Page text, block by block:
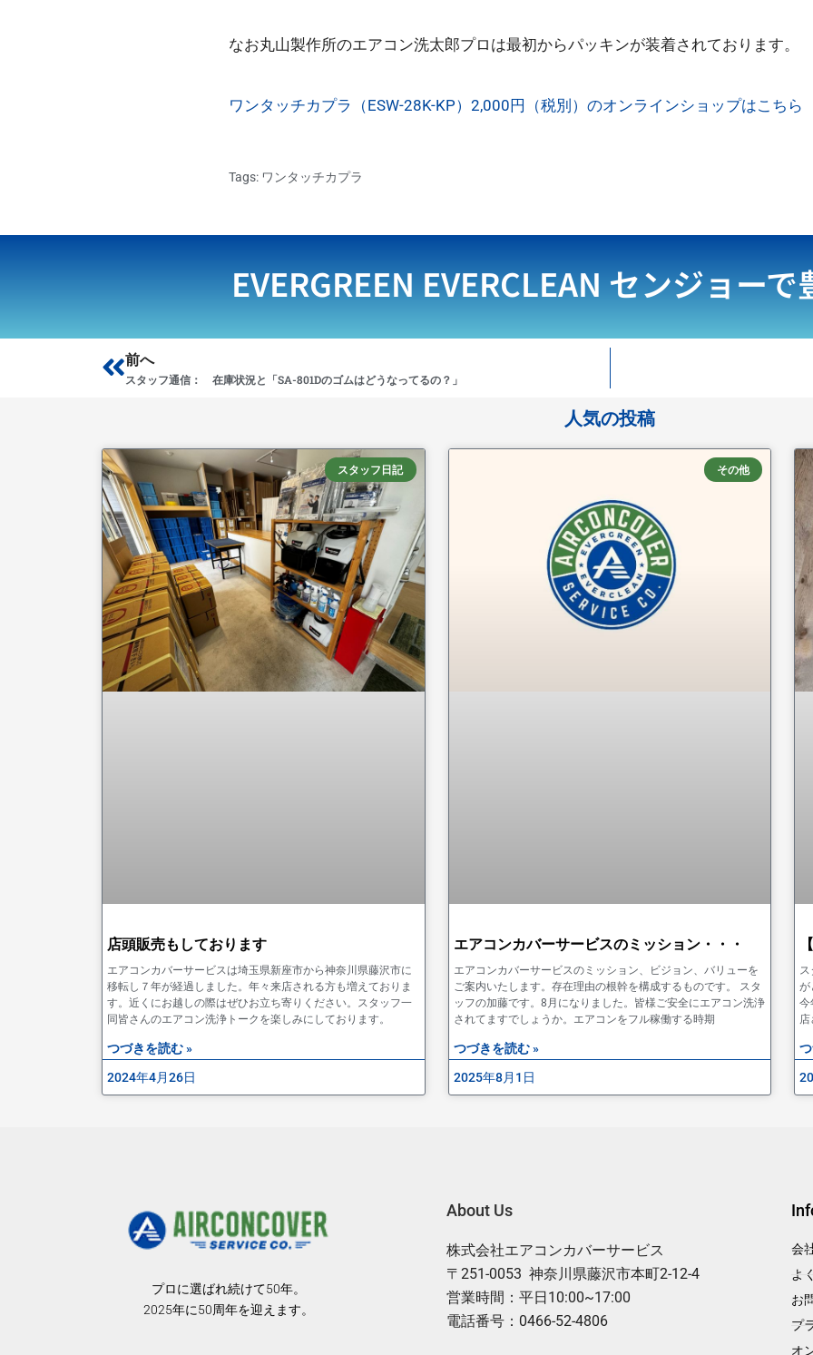
なお丸山製作所のエアコン洗太郎プロは最初からパッキンが装着されております。
ワンタッチカプラ（ESW-28K-KP）2,000円（税別）のオンラインショップはこちら
Tags: ワンタッチカプラ
EVERGREEN EVERCLEANセンジョーで
Prev
前へ
スタッフ通信： 在庫状況と「SA-801Dのゴムはどうなってるの？」
人気の投稿
スタッフ日記
店頭販売もしております
エアコンカバーサービスは埼玉県新座市から神奈川県藤沢市に
移転し７年が経過しました。年々来店される方も増えておりま
す。近くにお越しの際はぜひお立ち寄りください。スタッフ一
同皆さんのエアコン洗浄トークを楽しみにしております。
つづきを読む »
2024年4月26日
その他
エアコンカバーサービスのミッション・・・
エアコンカバーサービスのミッション、ビジョン、バリューを
ご案内いたします。存在理由の根幹を構成するものです。 スタ
ッフの加藤です。8月になりました。皆様ご安全にエアコン洗浄
されてますでしょうか。エアコンをフル稼働する時期
つづきを読む »
2025年8月1日
が
今
プロに選ばれ続けて50年。
2025年に50周年を迎えます。
About Us
株式会社エアコンカバーサービス
〒251-0053 神奈川県藤沢市本町2-12-4
営業時間：平日10:00~17:00
電話番号：0466-52-4806
会
よ
お
プ
オ